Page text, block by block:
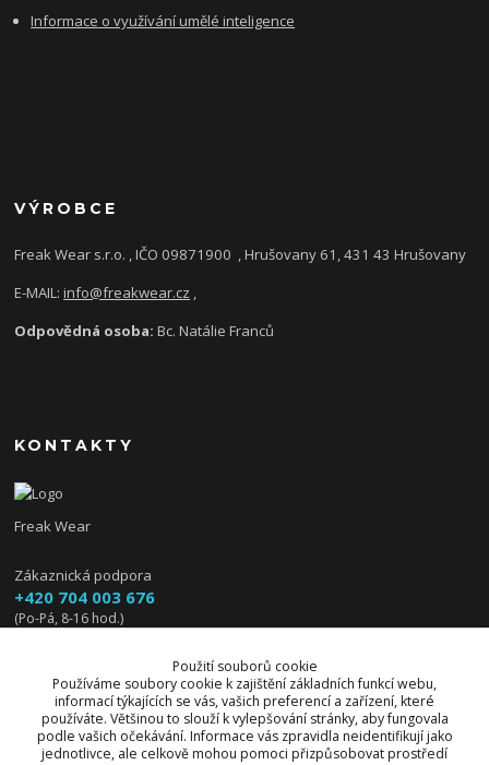
Informace o využívání umělé inteligence
VÝROBCE
Freak Wear s.r.o. , IČO 09871900 , Hrušovany 61, 431 43 Hrušovany
E-MAIL:info@freakwear.cz ,
Odpovědná osoba:Bc. Natálie Franců
KONTAKTY
Freak Wear
Zákaznická podpora
+420 704 003 676
(Po-Pá, 8-16 hod.)
info@freakwear.czPoužití souborů cookie
Používáme soubory cookie k zajištění základních funkcí webu,
informací týkajících se vás, vašich preferencí a zařízení, které
používáte. Většinou to slouží k vylepšování stránky, aby fungovala
podle vašich očekávání. Informace vás zpravidla neidentifikují jako
jednotlivce, ale celkově mohou pomoci přizpůsobovat prostředí